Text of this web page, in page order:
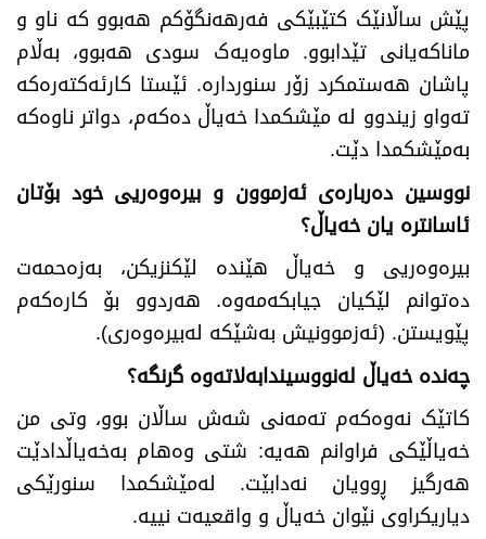
پێش ساڵانێک کتێبێکی فەرهەنگۆکم هەبوو کە ناو و
ماناکەیانی تێدابوو. ماوەیەک سودی هەبوو، بەڵام
پاشان هەستمکرد زۆر سنوردارە. ئێستا کارئەکتەرەکە
تەواو زیندوو لە مێشکمدا خەیاڵ دەکەم، دواتر ناوەکە
بەمێشکمدا دێت.
نووسین دەربارەی ئەزموون و بیرەوەریی خود بۆتان
ئاسانترە یان خەیاڵ؟
بیرەوەریی و خەیاڵ هێندە لێکنزیکن، بەزەحمەت
دەتوانم لێکیان جیابکەمەوە. هەردوو بۆ کارەکەم
پێویستن. (ئەزموونیش بەشێکە لەبیرەوەری).
چەندە خەیاڵ لەنووسیندابەلاتەوە گرنگە؟
کاتێک نەوەکەم تەمەنی شەش ساڵان بوو، وتی من
خەیاڵێکی فراوانم هەیە: شتی وەهام بەخەیاڵدادێت
هەرگیز ڕوویان نەدابێت. لەمێشکمدا سنورێکی
دیاریکراوی نێوان خەیاڵ و واقعیەت نییە.